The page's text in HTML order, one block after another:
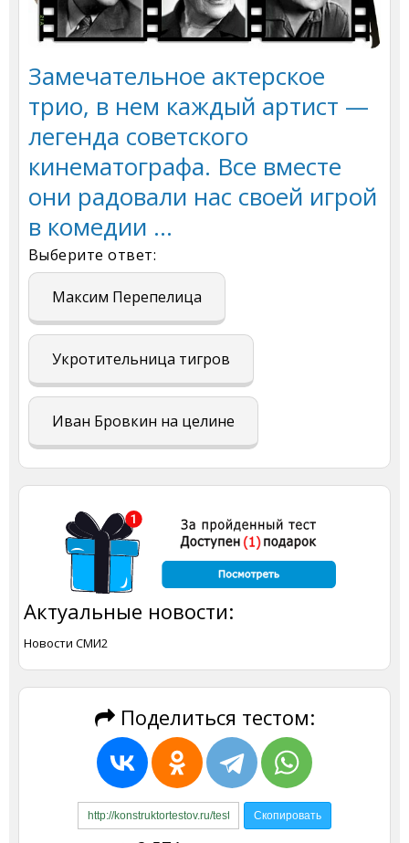
Замечательное актерское
трио, в нем каждый артист —
легенда советского
кинематографа. Все вместе
они радовали нас своей игрой
в комедии ...
Выберите ответ:
Максим Перепелица
Укротительница тигров
Иван Бровкин на целине
Актуальные новости:
Новости СМИ2
Поделиться тестом: